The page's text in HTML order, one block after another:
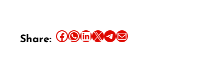
Share: Share this article on Facebook Share this article on WhatsApp Share this article on LinkedIn Share this article on X Share this article on TelegramEmail this Article